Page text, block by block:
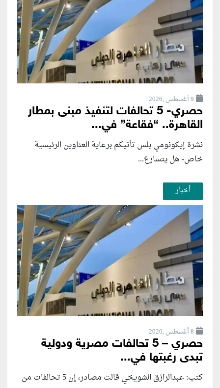
9 أغسطس ,2026
حصري- 5 تحالفات لتنفيذ مبنى بمطار
القاهرة.. “فقاعة” في...
نشرة إيكونومي بلس تأتيكم برعاية العناوين الرئيسية
خاص- هل يتسارع...
أخبار
8 أغسطس ,2026
حصري – 5 تحالفات مصرية ودولية
تبدى رغبتها في...
كتب: عبدالرازق الشويخي قالت مصادر، إن 5 تحالفات من